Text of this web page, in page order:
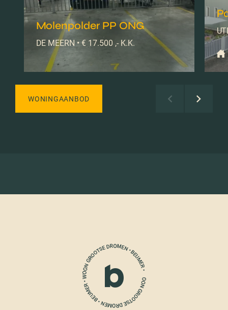
Molenpolder PP ONG
DE MEERN • € 17.500 ,- K.K.
WONINGAANBOD